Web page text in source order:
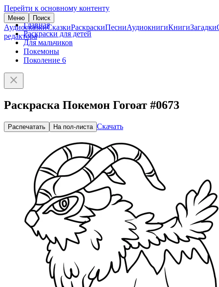
Перейти к основному контенту
Меню Поиск
АудиосказкиСказкиРаскраскиПесниАудиокнигиКнигиЗагадки
редактора
Главная
Раскраски для детей
Для мальчиков
Покемоны
Поколение 6
Раскраска Покемон Гогоат #0673
Распечатать На пол-листа Скачать